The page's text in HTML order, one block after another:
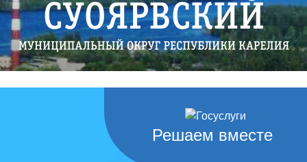
Решаем вместе